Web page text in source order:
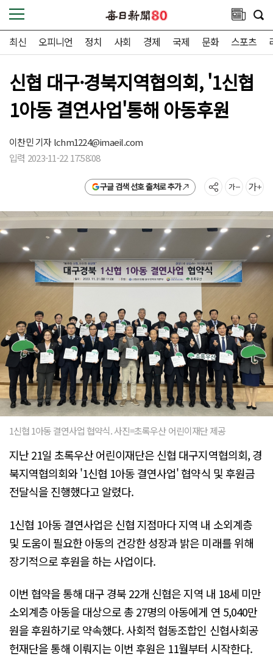
최신 오피니언 정치 사회 경제 국제 문화 스포츠
신협 대구·경북지역협의회, '1신협
1아동 결연사업'통해 아동후원
이찬민 기자lchm1224@imaeil.com
입력 2023-11-22 17:58:08
구글 검색 선호 출처로 추가
1신협 1아동 결연사업 협약식. 사진=초록우산 어린이재단 제공
지난 21일 초록우산 어린이재단은 신협 대구지역협의회, 경
북지역협의회와 '1신협 1아동 결연사업' 협약식 및 후원금
전달식을 진행했다고 알렸다.
1신협 1아동 결연사업은 신협 지점마다 지역 내 소외계층
및 도움이 필요한 아동의 건강한 성장과 밝은 미래를 위해
장기적으로 후원을 하는 사업이다.
이번 협약을 통해 대구 경북 22개 신협은 지역 내 18세 미만
소외계층 아동을 대상으로 총 27명의 아동에게 연 5,040만
원을 후원하기로 약속했다. 사회적 협동조합인 신협사회공
헌재단을 통해 이뤄지는 이번 후원은 11월부터 시작한다.